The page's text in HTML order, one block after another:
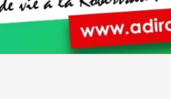
La
Robertsau